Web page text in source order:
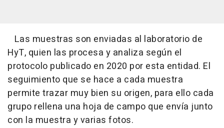
Las muestras son enviadas al laboratorio de
HyT, quien las procesa y analiza según el
protocolo publicado en 2020 por esta entidad. El
seguimiento que se hace a cada muestra
permite trazar muy bien su origen, para ello cada
grupo rellena una hoja de campo que envía junto
con la muestra y varias fotos.